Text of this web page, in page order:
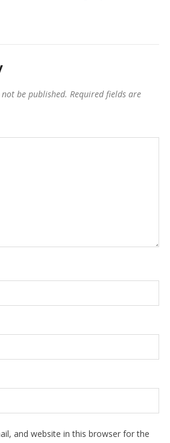
be published. Required fields are
and website in this browser for the